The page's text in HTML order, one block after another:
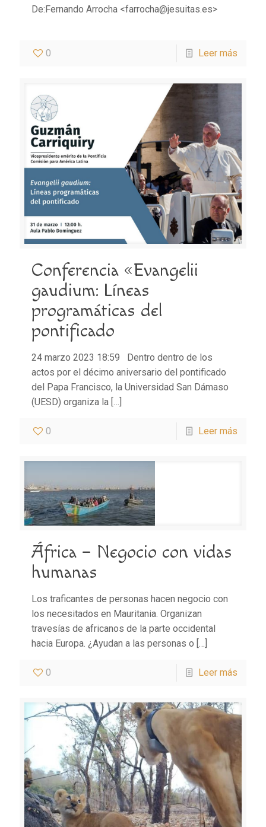
De:Fernando Arrocha <farrocha@jesuitas.es>
0 Leer más
Conferencia «Evangelii
gaudium: Líneas
programáticas del
pontificado
24 marzo 2023 18:59 Dentro dentro de los
actos por el décimo aniversario del pontificado
del Papa Francisco, la Universidad San Dámaso
(UESD) organiza la […]
0 Leer más
África – Negocio con vidas
humanas
Los traficantes de personas hacen negocio con
los necesitados en Mauritania. Organizan
travesías de africanos de la parte occidental
hacia Europa. ¿Ayudan a las personas o […]
0 Leer más